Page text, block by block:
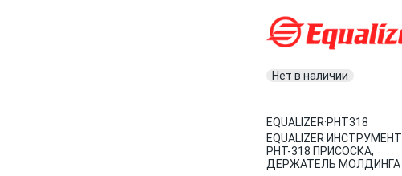
Нет в наличии
EQUALIZER·PHT318
EQUALIZER ИНСТРУМЕНТ
PHT-318 ПРИСОСКА,
ДЕРЖАТЕЛЬ МОЛДИНГА